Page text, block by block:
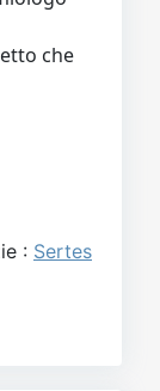
che
: Sertes